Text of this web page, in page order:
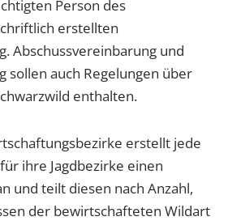
Person des
erstellten
Abschussvereinbarung und
sollen auch Regelungen über
enthalten.
erstellt jede
ihre Jagdbezirke einen
und teilt diesen nach Anzahl,
der bewirtschafteten Wildart